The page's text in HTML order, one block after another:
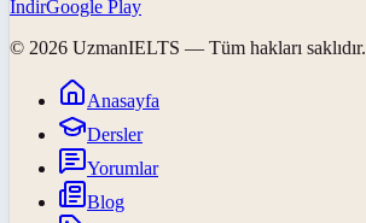
İndirGoogle Play
© 2026 UzmanIELTS — Tüm hakları saklıdır.
Anasayfa
Dersler
Yorumlar
Blog